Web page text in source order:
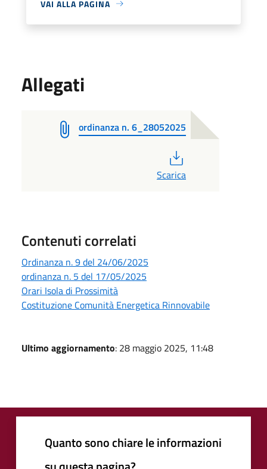
VAI ALLA PAGINA
Allegati
ordinanza n. 6_28052025
Scarica
Contenuti correlati
Ordinanza n. 9 del 24/06/2025
ordinanza n. 5 del 17/05/2025
Orari Isola di Prossimità
Costituzione Comunità Energetica Rinnovabile
Ultimo aggiornamento: 28 maggio 2025, 11:48
Quanto sono chiare le informazioni